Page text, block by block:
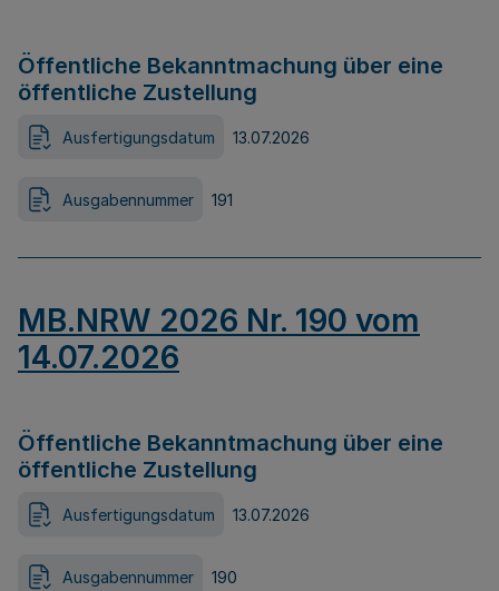
Öffentliche Bekanntmachung über eine
öffentliche Zustellung
Ausfertigungsdatum 13.07.2026
Ausgabennummer 191
MB.NRW 2026 Nr. 190 vom
14.07.2026
Öffentliche Bekanntmachung über eine
öffentliche Zustellung
Ausfertigungsdatum 13.07.2026
Ausgabennummer 190